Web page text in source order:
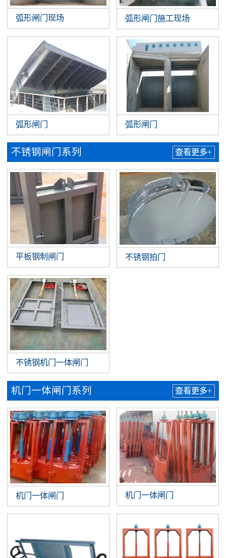
弧形闸门现场 弧形闸门施工现场
弧形闸门 弧形闸门
不锈钢闸门系列 查看更多+
平板钢制闸门 不锈钢拍门
不锈钢机门一体闸门
机门一体闸门系列 查看更多+
机门一体闸门 机门一体闸门